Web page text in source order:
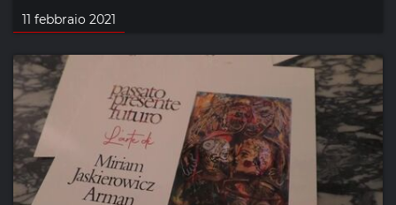
11 febbraio 2021